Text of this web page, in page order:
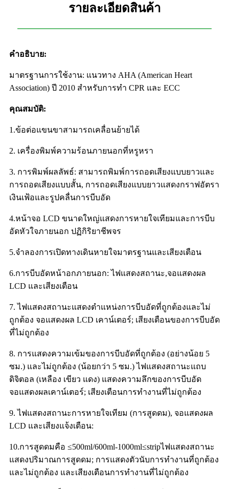
รายละเอียดสินค้า
คำอธิบาย:
มาตรฐานการใช้งาน: แนวทาง AHA (American Heart
Association) ปี 2010 สำหรับการทำ CPR และ ECC
คุณสมบัติ:
1.ข้อต่อแขนขาสามารถเคลื่อนย้ายได้
2. เครื่องพิมพ์ความร้อนภายนอกที่หรูหรา
3. การพิมพ์ผลลัพธ์: สามารถพิมพ์การถอดเสียงแบบยาวและ
การถอดเสียงแบบสั้น, การถอดเสียงแบบยาวแสดงกราฟอัตรา
เงินเฟ้อและรูปคลื่นการบีบอัด
4.หน้าจอ LCD ขนาดใหญ่แสดงการหายใจเทียมและการบีบ
อัดหัวใจภายนอก ปฏิกิริยาชีพจร
5.จำลองการเปิดทางเดินหายใจมาตรฐานและเสียงเตือน
6.การบีบอัดหน้าอกภายนอก: ไฟแสดงสถานะ,จอแสดงผล
LCD และเสียงเตือน
7. ไฟแสดงสถานะแสดงตำแหน่งการบีบอัดที่ถูกต้องและไม่
ถูกต้อง จอแสดงผล LCD เคาน์เตอร์; เสียงเตือนของการบีบอัด
ที่ไม่ถูกต้อง
8. การแสดงความเข้มของการบีบอัดที่ถูกต้อง (อย่างน้อย 5
ซม.) และไม่ถูกต้อง (น้อยกว่า 5 ซม.) ไฟแสดงสถานะแถบ
ดิจิตอล (เหลือง เขียว แดง) แสดงความลึกของการบีบอัด
จอแสดงผลเคาน์เตอร์; เสียงเตือนการทำงานที่ไม่ถูกต้อง
9. ไฟแสดงสถานะการหายใจเทียม (การสูดดม), จอแสดงผล
LCD และเสียงแจ้งเตือน:
10.การสูดดมคือ ≤500ml/600ml-1000ml≤stripไฟแสดงสถานะ
แสดงปริมาณการสูดดม; การแสดงตัวนับการทำงานที่ถูกต้อง
และไม่ถูกต้อง และเสียงเตือนการทำงานที่ไม่ถูกต้อง